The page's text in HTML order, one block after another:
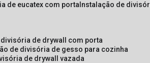
de eucatex com porta instalação de
divisória de drywall com porta
de divisória de gesso para cozinha
de drywall vazada